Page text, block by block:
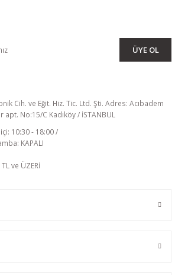
ÜYE OL
Cih. ve Eğit. Hiz. Tic. Ltd. Şti. Adres: Acıbadem
apt. No:15/C Kadıköy / İSTANBUL
10:30 - 18:00 /
KAPALI
ve ÜZERİ